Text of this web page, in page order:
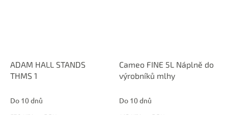
ADAM HALL STANDS
THMS 1
Do 10 dnů
Cameo FINE 5L Náplně do
výrobníků mlhy
Do 10 dnů